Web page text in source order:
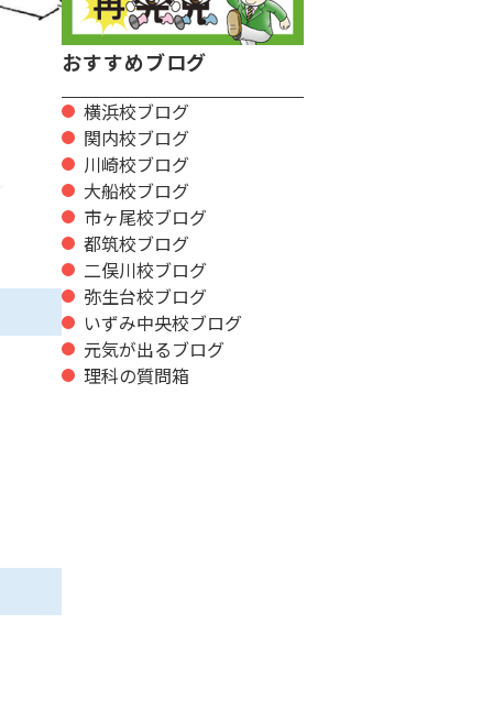
おすすめブログ
横浜校ブログ
関内校ブログ
川崎校ブログ
大船校ブログ
市ヶ尾校ブログ
都筑校ブログ
二俣川校ブログ
弥生台校ブログ
いずみ中央校ブログ
元気が出るブログ
理科の質問箱